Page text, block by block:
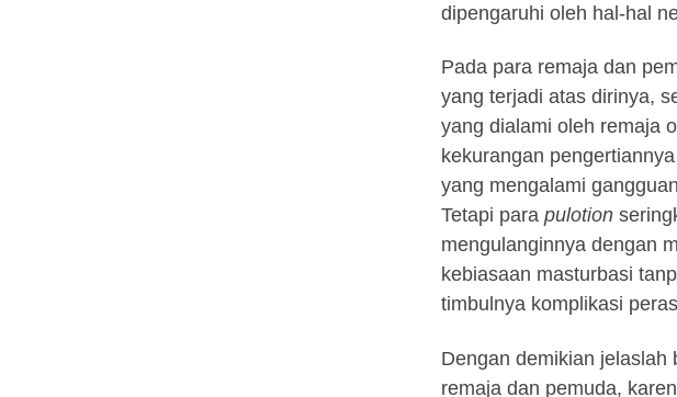
dipengaruhi oleh hal-hal
Pada para remaja dan
yang terjadi atas dirinya,
yang dialami oleh remaja
kekurangan
yang mengalami
Tetapi para pulotion
mengulanginnya dengan
kebiasaan masturbasi
timbulnya komplikasi
Dengan demikian jelaslah
remaja dan pemuda,